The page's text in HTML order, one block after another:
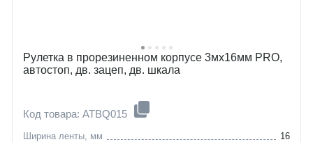
Рулетка в прорезиненном корпусе 3мх16мм PRO,
автостоп, дв. зацеп, дв. шкала
Код товара: ATBQ015
Ширина ленты, мм
16